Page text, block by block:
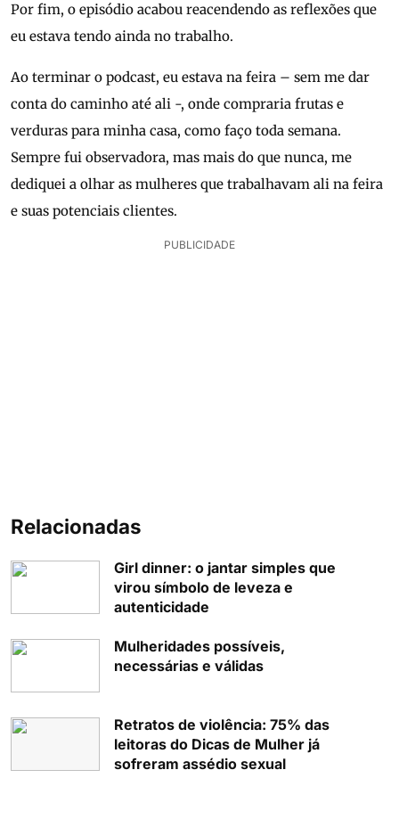
Por fim, o episódio acabou reacendendo as reflexões que
eu estava tendo ainda no trabalho.
Ao terminar o podcast, eu estava na feira – sem me dar
conta do caminho até ali -, onde compraria frutas e
verduras para minha casa, como faço toda semana.
Sempre fui observadora, mas mais do que nunca, me
dediquei a olhar as mulheres que trabalhavam ali na feira
e suas potenciais clientes.
PUBLICIDADE
Relacionadas
Girl dinner: o jantar simples que
virou símbolo de leveza e
autenticidade
Mulheridades possíveis,
necessárias e válidas
Retratos de violência: 75% das
leitoras do Dicas de Mulher já
sofreram assédio sexual